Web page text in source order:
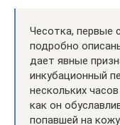
Чесотка, первые
подробно
дает явные
инкубационный
нескольких
как он
попавшей на кожу.